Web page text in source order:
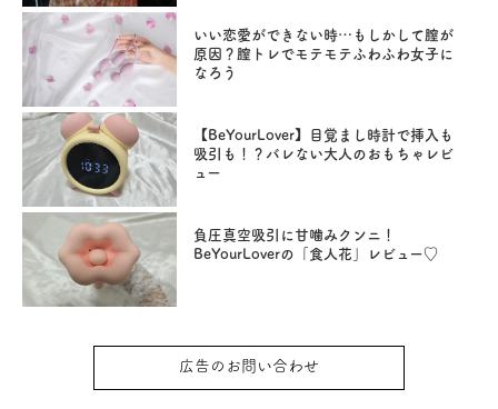
いい恋愛ができない時…もしかして膣が
原因？膣トレでモテモテふわふわ女子に
なろう
【BeYourLover】目覚まし時計で挿入も
吸引も！？バレない大人のおもちゃレビ
ュー
負圧真空吸引に甘噛みクンニ！
BeYourLoverの「食人花」レビュー♡
広告のお問い合わせ